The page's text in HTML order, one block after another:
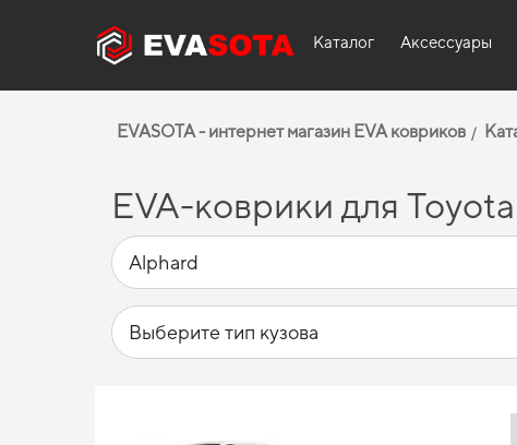
Каталог Аксессуары
EVASOTA - интернет магазин EVA ковриков
EVA-коврики для